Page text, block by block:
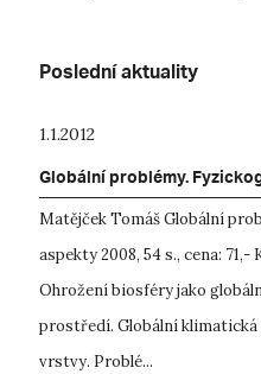
Poslední aktuality
1.1.2012
Globální problémy.
Matějček Tomáš Globální
aspekty 2008, 54 s., cena:
Ohrožení biosféry jako
prostředí. Globální klimatická
vrstvy. Problé...